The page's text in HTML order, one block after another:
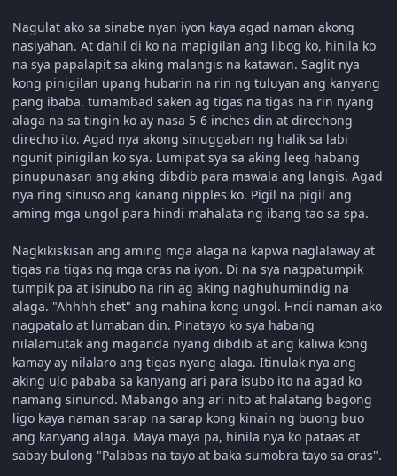
Nagulat ako sa sinabe nyan iyon kaya agad naman akong
nasiyahan. At dahil di ko na mapigilan ang libog ko, hinila ko
na sya papalapit sa aking malangis na katawan. Saglit nya
kong pinigilan upang hubarin na rin ng tuluyan ang kanyang
pang ibaba. tumambad saken ag tigas na tigas na rin nyang
alaga na sa tingin ko ay nasa 5-6 inches din at direchong
direcho ito. Agad nya akong sinuggaban ng halik sa labi
ngunit pinigilan ko sya. Lumipat sya sa aking leeg habang
pinupunasan ang aking dibdib para mawala ang langis. Agad
nya ring sinuso ang kanang nipples ko. Pigil na pigil ang
aming mga ungol para hindi mahalata ng ibang tao sa spa.
Nagkikiskisan ang aming mga alaga na kapwa naglalaway at
tigas na tigas ng mga oras na iyon. Di na sya nagpatumpik
tumpik pa at isinubo na rin ag aking naghuhumindig na
alaga. "Ahhhh shet" ang mahina kong ungol. Hndi naman ako
nagpatalo at lumaban din. Pinatayo ko sya habang
nilalamutak ang maganda nyang dibdib at ang kaliwa kong
kamay ay nilalaro ang tigas nyang alaga. Itinulak nya ang
aking ulo pababa sa kanyang ari para isubo ito na agad ko
namang sinunod. Mabango ang ari nito at halatang bagong
ligo kaya naman sarap na sarap kong kinain ng buong buo
ang kanyang alaga. Maya maya pa, hinila nya ko pataas at
sabay bulong "Palabas na tayo at baka sumobra tayo sa oras".